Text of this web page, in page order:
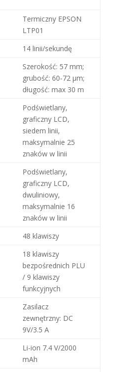
Termiczny EPSON
LTP01
14 linii/sekundę
Szerokość: 57 mm;
grubość: 60-72 μm;
długość: max 30 m
Podświetlany,
graficzny LCD,
siedem linii,
maksymalnie 25
znaków w linii
Podświetlany,
graficzny LCD,
dwuliniowy,
maksymalnie 16
znaków w linii
48 klawiszy
18 klawiszy
bezpośrednich PLU
/ 9 klawiszy
funkcyjnych
Zasilacz
zewnętrzny: DC
9V/3.5 A
Li-ion 7.4 V/2000
mAh